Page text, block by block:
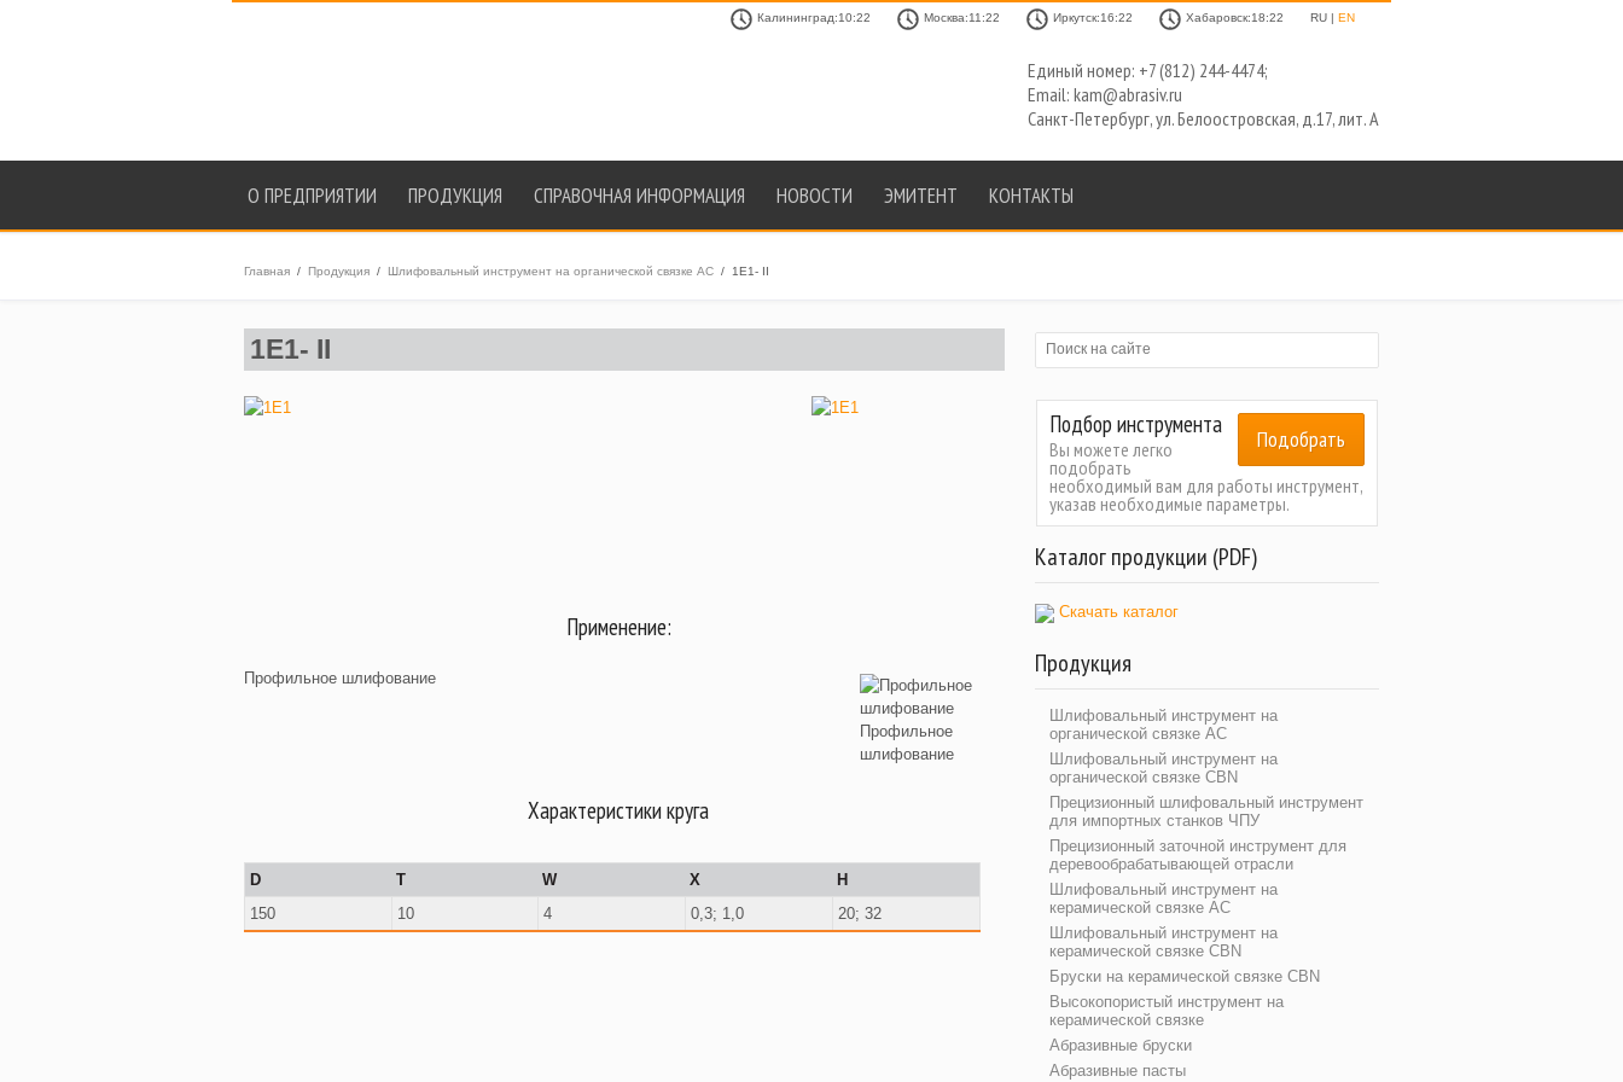
Калининград:10:22 Москва:11:22 Иркутск:16:22 Хабаровск:18:22 RU | EN
Единый номер: +7 (812) 244-4474;
Email: kam@abrasiv.ru
Санкт-Петербург, ул. Белоостровская, д.17, лит. А
О ПРЕДПРИЯТИИ ПРОДУКЦИЯ СПРАВОЧНАЯ ИНФОРМАЦИЯ НОВОСТИ ЭМИТЕНТ КОНТАКТЫ
Главная / Продукция / Шлифовальный инструмент на органической связке АС / 1E1- II
1E1- II
Применение:
Профильное шлифование
Профильное
шлифование
Характеристики круга
D T W X
H
150
10 4 0,3; 1,0 20; 32
Подобрать
Подбор инструмента
Вы можете легко
подобрать
необходимый вам для работы инструмент,
указав необходимые параметры.
Каталог продукции (PDF)
Скачать каталог
Продукция
Шлифовальный инструмент на
органической связке АС
Шлифовальный инструмент на
органической связке CBN
Прецизионный шлифовальный инструмент
для импортных станков ЧПУ
Прецизионный заточной инструмент для
деревообрабатывающей отрасли
Шлифовальный инструмент на
керамической связке АС
Шлифовальный инструмент на
керамической связке CBN
Бруски на керамической связке CBN
Высокопористый инструмент на
керамической связке
Абразивные бруски
Абразивные пасты